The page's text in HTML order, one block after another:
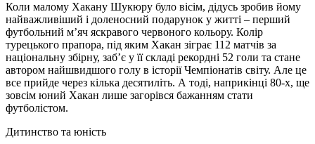
Коли малому Хакану Шукюру було вісім, дідусь зробив йому
найважливіший і доленосний подарунок у житті – перший
футбольний м’яч яскравого червоного кольору. Колір
турецького прапора, під яким Хакан зіграє 112 матчів за
національну збірну, заб’є у її складі рекордні 52 голи та стане
автором найшвидшого голу в історії Чемпіонатів світу. Але це
все прийде через кілька десятиліть. А тоді, наприкінці 80-х, ще
зовсім юний Хакан лише загорівся бажанням стати
футболістом.
Дитинство та юність